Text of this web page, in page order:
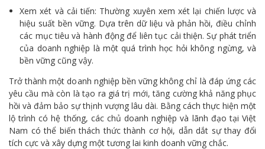
Xem xét và cải tiến: Thường xuyên xem xét lại chiến lược và
hiệu suất bền vững. Dựa trên dữ liệu và phản hồi, điều chỉnh
các mục tiêu và hành động để liên tục cải thiện. Sự phát triển
của doanh nghiệp là một quá trình học hỏi không ngừng, và
bền vững cũng vậy.
Trở thành một doanh nghiệp bền vững không chỉ là đáp ứng các
yêu cầu mà còn là tạo ra giá trị mới, tăng cường khả năng phục
hồi và đảm bảo sự thịnh vượng lâu dài. Bằng cách thực hiện một
lộ trình có hệ thống, các chủ doanh nghiệp và lãnh đạo tại Việt
Nam có thể biến thách thức thành cơ hội, dẫn dắt sự thay đổi
tích cực và xây dựng một tương lai kinh doanh vững chắc.